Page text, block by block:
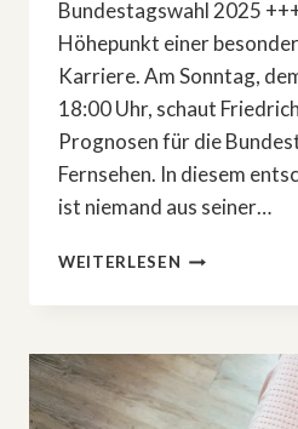
Bundestagswahl 2025
Höhepunkt einer
Karriere. Am Sonntag,
18:00 Uhr, schaut
Prognosen für die
Fernsehen. In diesem
ist niemand aus seiner…
WEITERLESEN FÜNFTEILIGE
SERIE:
CDU«